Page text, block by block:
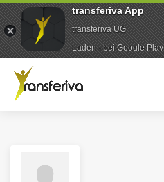
transferiva App
transferiva UG
Laden - bei Google Play